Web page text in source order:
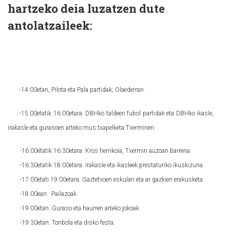
hartzeko deia luzatzen dute
antolatzaileek:
-14:00etan, Pilota eta Pala partidak, Olaederran.
-15:00etatik 16:00etara: DBHko taldeen fubol partidak eta DBHko ikasle,
irakasle eta gurasoen arteko mus txapelketa Txerminen.
-1 6:00etatik 16:30etara: Kros herrikoia, Txermin auzoan barrena.
-16:30etatik 18:00etara: Irakasle eta ikasleek prestaturiko ikuskizuna.
-17:00etati 19:00etara: Gaztetxoen eskulan eta ar gazkien erakusketa.
-18:00ean: Pailazoak.
-19:00etan: Guraso eta haurren arteko jokoak.
-19:30etan: Tonbola eta disko festa.